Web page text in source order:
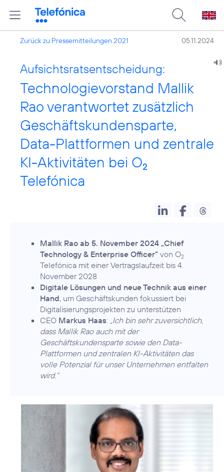
Zurück zu Pressemitteilungen 2021 05.11.2024
Aufsichtsratsentscheidung:
Technologievorstand Mallik
Rao verantwortet zusätzlich
Geschäftskundensparte,
Data-Plattformen und zentrale
KI-Aktivitäten bei O2
Telefónica
Mallik Rao ab 5. November 2024 „Chief
Technology & Enterprise Officer” von O2
Telefónica mit einer Vertragslaufzeit bis 4.
November 2028
Digitale Lösungen und neue Technik aus einer
Hand, um Geschäftskunden fokussiert bei
Digitalisierungsprojekten zu unterstützen
CEO Markus Haas: „Ich bin sehr zuversichtlich,
dass Mallik Rao auch mit der
Geschäftskundensparte sowie den Data-
Plattformen und zentralen KI-Aktivitäten das
volle Potenzial für unser Unternehmen entfalten
wird.“